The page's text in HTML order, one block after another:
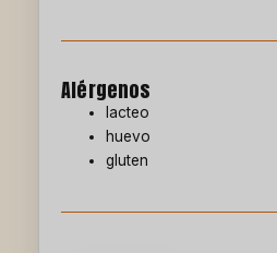
Alérgenos
lacteo
huevo
gluten